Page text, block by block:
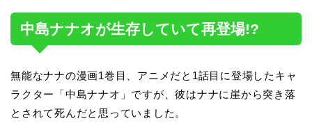
中島ナナオが生存していて再登場!?
無能なナナの漫画1巻目、アニメだと1話目に登場したキャ
ラクター「中島ナナオ」ですが、彼はナナに崖から突き落
とされて死んだと思っていました。